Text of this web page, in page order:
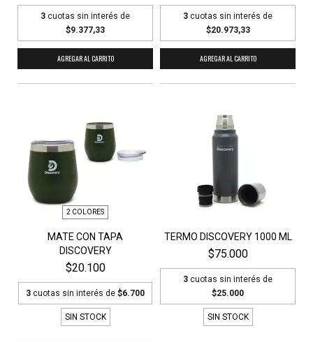
3 cuotas sin interés de
$9.377,33
3 cuotas sin interés de
$20.973,33
AGREGAR AL CARRITO
2 COLORES
MATE CON TAPA
DISCOVERY
$20.100
3 cuotas sin interés de $6.700
SIN STOCK
TERMO DISCOVERY 1000 ML
$75.000
3 cuotas sin interés de
$25.000
SIN STOCK